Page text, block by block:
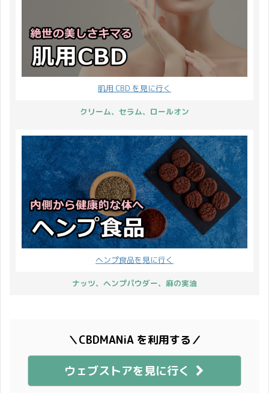
肌用 CBD を見に行く
クリーム、セラム、ロールオン
ヘンプ食品を見に行く
ナッツ、ヘンプパウダー、麻の実油
＼CBDMANiA を利用する／
ウェブストアを見に行く